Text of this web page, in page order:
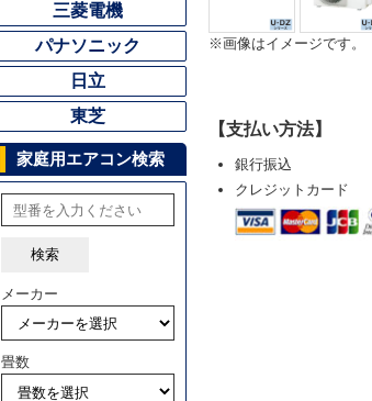
三菱電機
パナソニック
日立
東芝
家庭用エアコン検索
検索
メーカー
畳数
※画像はイメージです。
【支払い方法】
銀行振込
クレジットカード